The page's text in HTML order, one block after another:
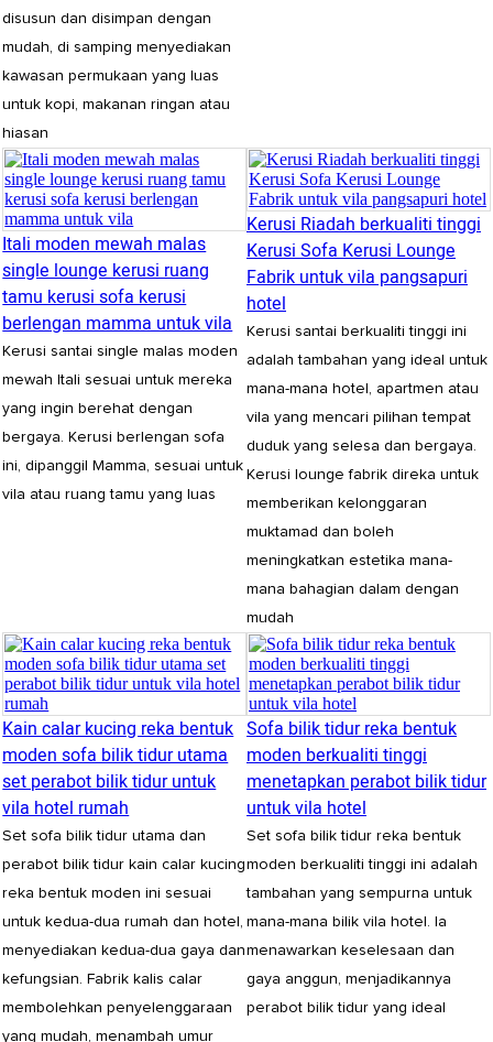
disusun dan disimpan dengan
mudah, di samping menyediakan
kawasan permukaan yang luas
untuk kopi, makanan ringan atau
hiasan
Itali moden mewah malas
single lounge kerusi ruang
tamu kerusi sofa kerusi
berlengan mamma untuk vila
Kerusi santai single malas moden
mewah Itali sesuai untuk mereka
yang ingin berehat dengan
bergaya. Kerusi berlengan sofa
ini, dipanggil Mamma, sesuai untuk
vila atau ruang tamu yang luas
Kerusi Riadah berkualiti tinggi
Kerusi Sofa Kerusi Lounge
Fabrik untuk vila pangsapuri
hotel
Kerusi santai berkualiti tinggi ini
adalah tambahan yang ideal untuk
mana-mana hotel, apartmen atau
vila yang mencari pilihan tempat
duduk yang selesa dan bergaya.
Kerusi lounge fabrik direka untuk
memberikan kelonggaran
muktamad dan boleh
meningkatkan estetika mana-
mana bahagian dalam dengan
mudah
Kain calar kucing reka bentuk
moden sofa bilik tidur utama
set perabot bilik tidur untuk
vila hotel rumah
Set sofa bilik tidur utama dan
perabot bilik tidur kain calar kucing
reka bentuk moden ini sesuai
untuk kedua-dua rumah dan hotel,
menyediakan kedua-dua gaya dan
kefungsian. Fabrik kalis calar
membolehkan penyelenggaraan
yang mudah, menambah umur
Sofa bilik tidur reka bentuk
moden berkualiti tinggi
menetapkan perabot bilik tidur
untuk vila hotel
Set sofa bilik tidur reka bentuk
moden berkualiti tinggi ini adalah
tambahan yang sempurna untuk
mana-mana bilik vila hotel. Ia
menawarkan keselesaan dan
gaya anggun, menjadikannya
perabot bilik tidur yang ideal